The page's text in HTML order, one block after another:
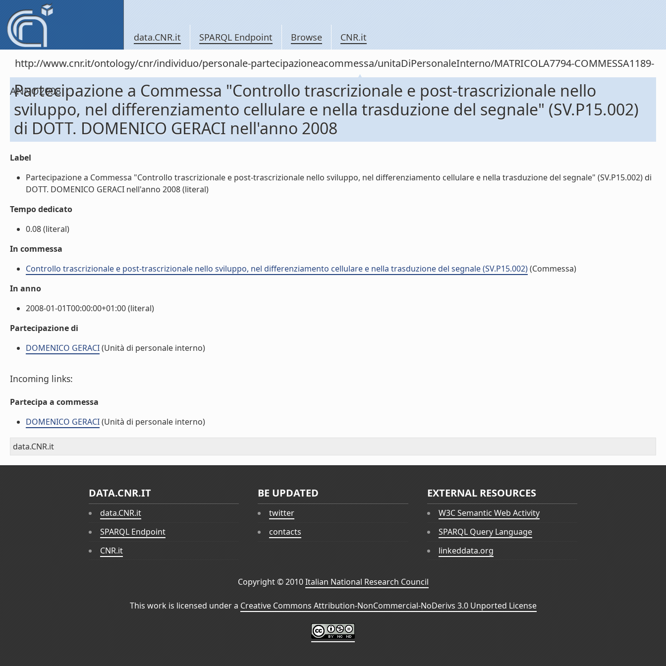
data.CNR.it SPARQL Endpoint Browse CNR.it
http://www.cnr.it/ontology/cnr/individuo/personale-partecipazioneacommessa/unitaDiPersonaleInterno/MATRICOLA7794-COMMESSA1189-
ANNO2008
Partecipazione a Commessa "Controllo trascrizionale e post-trascrizionale nello
sviluppo, nel differenziamento cellulare e nella trasduzione del segnale" (SV.P15.002)
di DOTT. DOMENICO GERACI nell'anno 2008
Label
Partecipazione a Commessa "Controllo trascrizionale e post-trascrizionale nello sviluppo, nel differenziamento cellulare e nella trasduzione del segnale" (SV.P15.002) di
DOTT. DOMENICO GERACI nell'anno 2008 (literal)
Tempo dedicato
0.08 (literal)
In commessa
Controllo trascrizionale e post-trascrizionale nello sviluppo, nel differenziamento cellulare e nella trasduzione del segnale (SV.P15.002)(Commessa)
In anno
2008-01-01T00:00:00+01:00 (literal)
Partecipazione di
DOMENICO GERACI(Unità di personale interno)
Incoming links:
Partecipa a commessa
DOMENICO GERACI(Unità di personale interno)
data.CNR.it
DATA.CNR.IT
data.CNR.it
SPARQL Endpoint
CNR.it
BE UPDATED
twitter
contacts
EXTERNAL RESOURCES
W3C Semantic Web Activity
SPARQL Query Language
linkeddata.org
Copyright © 2010Italian National Research Council
This work is licensed under a Creative Commons Attribution-NonCommercial-NoDerivs 3.0 Unported License